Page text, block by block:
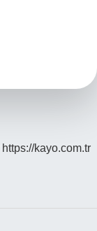
https://kayo.com.tr